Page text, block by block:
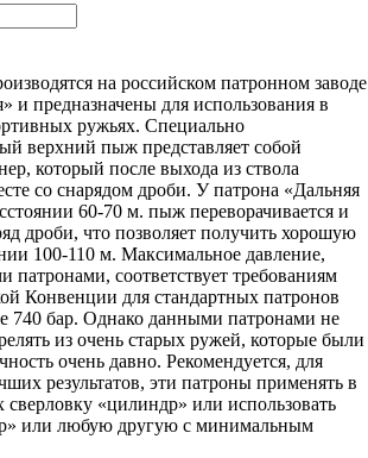
на российском патронном заводе
предназначены для использования в
ружьях. Специально
верхний пыж представляет собой
который после выхода из ствола
со снарядом дроби. У патрона «Дальняя
60-70 м. пыж переворачивается и
дроби, что позволяет получить хорошую
100-110 м. Максимальное давление,
патронами, соответствует требованиям
Конвенции для стандартных патронов
740 бар. Однако данными патронами не
из очень старых ружей, которые были
очень давно. Рекомендуется, для
результатов, эти патроны применять в
«цилиндр» или использовать
или любую другую с минимальным